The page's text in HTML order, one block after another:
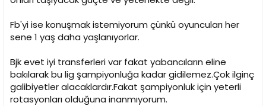
Fb'yi ise konuşmak istemiyorum çünkü oyuncuları her
sene 1 yaş daha yaşlanıyorlar.
Bjk evet iyi transferleri var fakat yabancıların eline
bakılarak bu lig şampiyonluğa kadar gidilemez.Çok ilginç
galibiyetler alacaklardır.Fakat şampiyonluk için yeterli
rotasyonları olduğuna inanmıyorum.